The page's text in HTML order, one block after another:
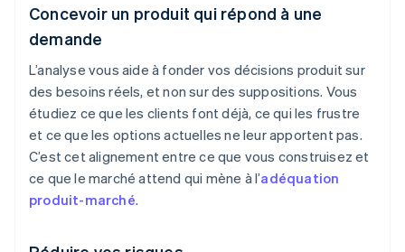
Concevoir un produit qui répond à une
demande
L’analyse vous aide à fonder vos décisions produit sur
des besoins réels, et non sur des suppositions. Vous
étudiez ce que les clients font déjà, ce qui les frustre
et ce que les options actuelles ne leur apportent pas.
C’est cet alignement entre ce que vous construisez et
ce que le marché attend qui mène à l’adéquation
produit-marché.